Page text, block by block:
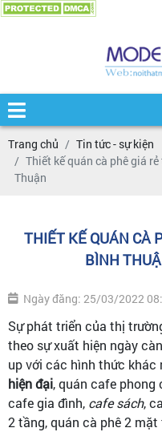
Trang chủ
Tin tức - sự kiện
Thiết kế quán cà phê giá
Thuận
THIẾT KẾ QUÁN CÀ
BÌNH
Ngày đăng: 25/03/2022
Sự phát triển của thị
theo sự xuất hiện ngày
up với các hình thức khác
hiện đại, quán cafe phong
cafe gia đình, cafe sách,
2 tầng, quán cà phê 2